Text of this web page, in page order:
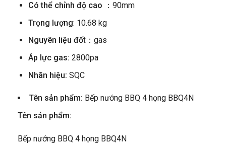
Có thể chỉnh độ cao ： 90mm
Trọng lượng: 10.68 kg
Nguyên liệu đốt：gas
Áp lực gas: 2800pa
Nhãn hiệu: SQC
Tên sản phẩm: Bếp nướng BBQ 4 họng BBQ4N
Tên sản phẩm:
Bếp nướng BBQ 4 họng BBQ4N